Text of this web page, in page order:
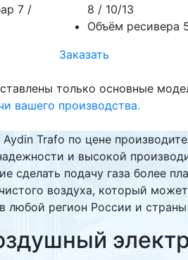
7 /
8 / 10/13
Объём ресивера
Заказать
только основные
вашего производства.
Trafo по цене
и высокой
подачу газа более
воздуха, который
любой регион России и